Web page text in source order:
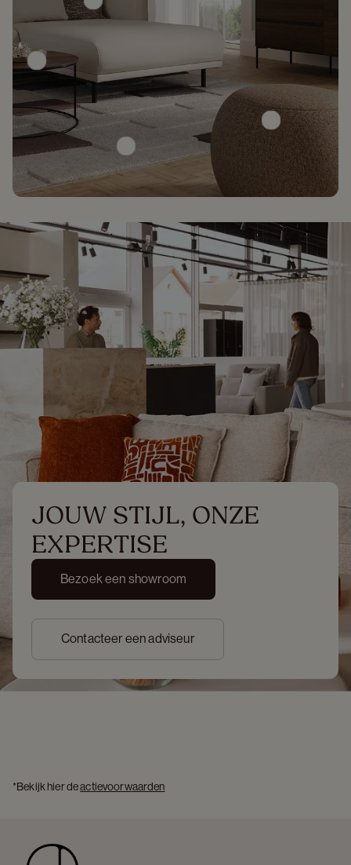
JOUW STIJL, ONZE
EXPERTISE
Bezoek een showroom
Contacteer een adviseur
*Bekijk hier de actievoorwaarden